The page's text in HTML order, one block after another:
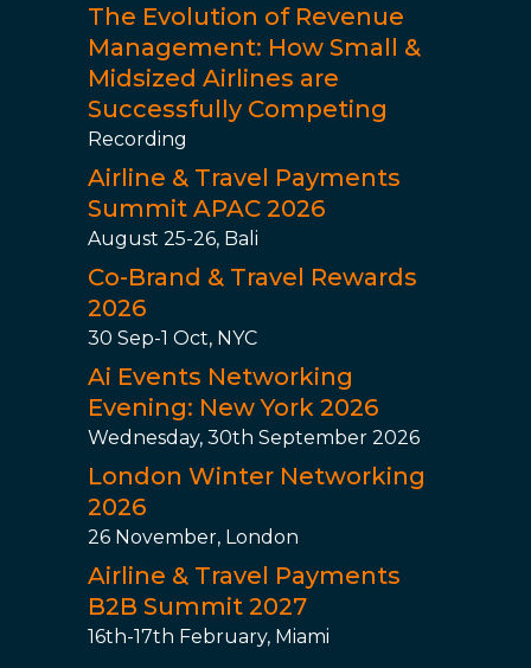
The Evolution of Revenue
Management: How Small &
Midsized Airlines are
Successfully Competing
Recording
Airline & Travel Payments
Summit APAC 2026
August 25-26, Bali
Co-Brand & Travel Rewards
2026
30 Sep-1 Oct, NYC
Ai Events Networking
Evening: New York 2026
Wednesday, 30th September 2026
London Winter Networking
2026
26 November, London
Airline & Travel Payments
B2B Summit 2027
16th-17th February, Miami